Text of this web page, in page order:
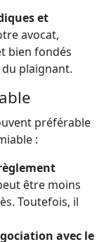
et
avocat,
bien fondés
plaignant.
préférable
:
être moins
Toutefois, il
avec le